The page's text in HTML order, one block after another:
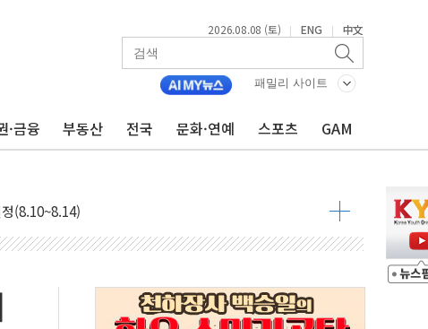
2026.08.08 (토) | ENG | 中文
패밀리 사이트
·금융 부동산 전국 문화·연예 스포츠 GAM
선서 정청래에 승리...47.75% vs 42.08%
보
발표...김민석 45.09% 정청래 43.27% 송영길 11.63%
발표...김민석 52.64% 정청래 39.89% 송영길 7.47%
…공습 한계·탄약 부족 현실화
대 50㎜ 폭우…강원 동해안 강한 비 이어져
난동…60대 남성 2명 숨져
해 보는 일 없게"…'결혼 페널티' 22개 과제 손본다